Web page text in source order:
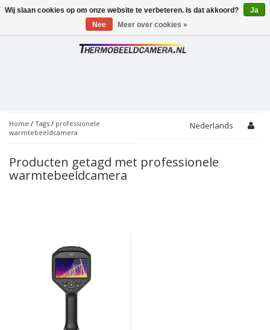
Toggle
Home / Tags / professionele
warmtebeeldcamera
Nederlands
Producten getagd met professionele
warmtebeeldcamera
Wij slaan cookies op om onze website te verbeteren. Is dat akkoord?
Ja
Nee
Meer over cookies »